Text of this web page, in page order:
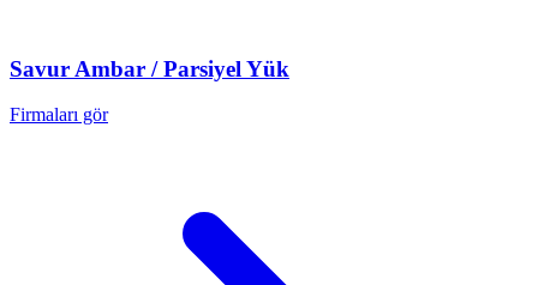
Savur Ambar / Parsiyel Yük
Firmaları gör